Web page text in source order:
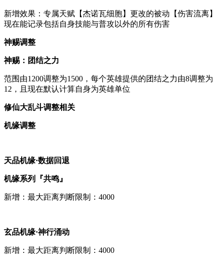
新增效果：专属天赋【杰诺瓦细胞】更改的被动【伤害流离】
现在能记录包括自身技能与普攻以外的所有伤害
神赐调整
神赐：团结之力
范围由1200调整为1500，每个英雄提供的团结之力由8调整为
12，且现在默认计算自身为英雄单位
修仙大乱斗调整相关
机缘调整
天品机缘·数据回退
机缘系列『共鸣』
新增：最大距离判断限制：4000
玄品机缘·神行涌动
新增：最大距离判断限制：4000